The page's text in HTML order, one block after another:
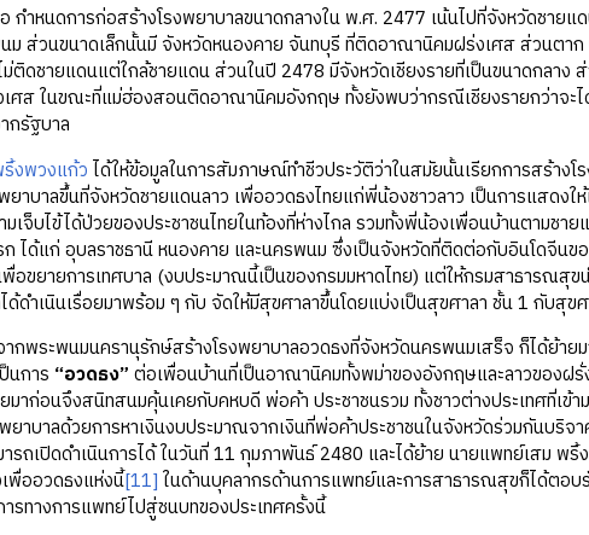
นดการก่อสร้างโรงพยาบาลขนาดกลางใน พ.ศ. 2477 เน้นไปที่จังหวัดชายแ
ม ส่วนขนาดเล็กนั้นมี จังหวัดหนองคาย จันทบุรี ที่ติดอาณานิคมฝร่งเศส ส่วนตา
ติดชายแดนแต่ใกล้ชายแดน ส่วนในปี 2478 มีจังหวัดเชียงรายที่เป็นขนาดกลาง
ส ในขณะที่แม่ฮ่องสอนติดอาณานิคมอังกฤษ ทั้งยังพบว่ากรณีเชียงรายกว่าจะได้
กรัฐบาล
งพวงแก้วได้ให้ข้อมูลในการสัมภาษณ์ทำชีวประวัติว่าในสมัยนั้นเรียกการสร้าง
ยาบาลขึ้นที่จังหวัดชายแดนลาว เพื่ออวดธงไทยแก่พี่น้องชาวลาว เป็นการแสดงใ
เจ็บไข้ได้ป่วยของประชาชนไทยในท้องที่ห่างไกล รวมทั้งพี่น้องเพื่อนบ้านตามช
ได้แก่ อุบลราชธานี หนองคาย และนครพนม ซึ่งเป็นจังหวัดที่ติดต่อกับอินโดจีนข
อขยายการเทศบาล (งบประมาณนี้เป็นของกรมมหาดไทย) แต่ให้กรมสาธารณสุข
ดำเนินเรื่อยมาพร้อม ๆ กับ จัดให้มีสุขศาลาขึ้นโดยแบ่งเป็นสุขศาลา ชั้น 1 กับสุข
ะพนมนครานุรักษ์สร้างโรงพยาบาลอวดธงที่จังหวัดนครพนมเสร็จ ก็ได้ย้ายมา
นการ “อวดธง” ต่อเพื่อนบ้านที่เป็นอาณานิคมทั้งพม่าของอังกฤษและลาวของฝ
มาก่อนจึงสนิทสนมคุ้นเคยกับคหบดี พ่อค้า ประชาชนรวม ทั้งชาวต่างประเทศที่เข้
ยาบาลด้วยการหาเงินงบประมาณจากเงินที่พ่อค้าประชาชนในจังหวัดร่วมกันบริจ
ารถเปิดดำเนินการได้ ในวันที่ 11 กุมภาพันธ์ 2480 และได้ย้าย นายแพทย์เสม พ
พื่ออวดธงแห่งนี้[11] ในด้านบุคลากรด้านการแพทย์และการสาธารณสุขก็ได้ตอบ
รทางการแพทย์ไปสู่ชนบทของประเทศครั้งนี้